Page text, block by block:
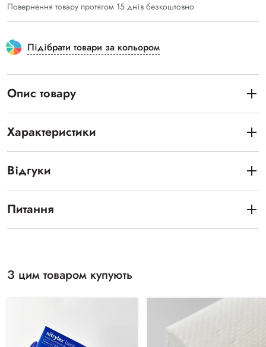
Повернення товару протягом 15 днів безкоштовно
Підібрати товари за кольором
Опис товару
Характеристики
Відгуки
Питання
З цим товаром купують